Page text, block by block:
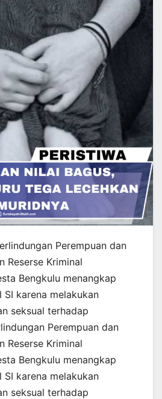
Perempuan dan
Reserse Kriminal
Bengkulu menangkap
karena melakukan
seksual terhadap
Perempuan dan
Reserse Kriminal
Bengkulu menangkap
karena melakukan
seksual terhadap